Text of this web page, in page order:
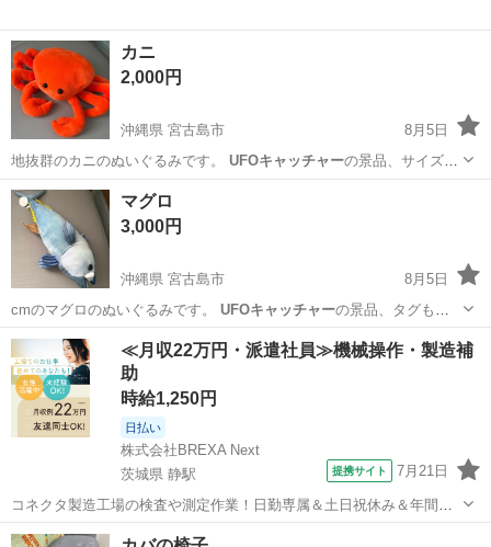
カニ
2,000円
沖縄県 宮古島市
8月5日
地抜群のカニのぬいぐるみです。 UFOキャッチャーの景品、サイズは
50cmくらいで…
沖縄 宮古島市
マグロ
3,000円
沖縄県 宮古島市
8月5日
cmのマグロのぬいぐるみです。 UFOキャッチャーの景品、タグもつ
いたままです。
沖縄 宮古島市 おもちゃ マグロ
≪月収22万円・派遣社員≫機械操作・製造補
助
時給1,250円
日払い
株式会社BREXA Next
茨城県 静駅
提携サイト 7月21日
コネクタ製造工場の検査や測定作業！日勤専属＆土日祝休み＆年間休
日128日★クリーンルーム内作業★マイカー通勤OK＆無料駐車場あり
茨城 常陸大宮市 静駅